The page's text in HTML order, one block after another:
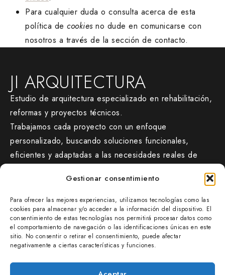
Gestionar consentimiento
Para ofrecer las mejores experiencias, utilizamos tecnologías como las
cookies para almacenar y/o acceder a la información del dispositivo. El
consentimiento de estas tecnologías nos permitirá procesar datos como
el comportamiento de navegación o las identificaciones únicas en este
sitio. No consentir o retirar el consentimiento, puede afectar
negativamente a ciertas características y funciones.
Para cualquier duda o consulta acerca de esta
política de cookiesno dude en comunicarse con
nosotros a través de la sección de contacto.
JI ARQUITECTURA
Estudio de arquitectura especializado en rehabilitación,
reformas y proyectos técnicos.
Trabajamos cada proyecto con un enfoque
personalizado, buscando soluciones funcionales,
eficientes y adaptadas a las necesidades reales de
jiarquitectura.com/
677 47 38 54
info@jiarquitectura.com
OFICINA
SAN IGNACIO AUZUNEA 8E – BAJO B